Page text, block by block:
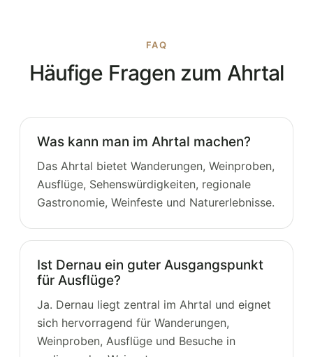
FAQ
Häufige Fragen zum Ahrtal
Was kann man im Ahrtal machen?
Das Ahrtal bietet Wanderungen, Weinproben,
Ausflüge, Sehenswürdigkeiten, regionale
Gastronomie, Weinfeste und Naturerlebnisse.
Ist Dernau ein guter Ausgangspunkt
für Ausflüge?
Ja. Dernau liegt zentral im Ahrtal und eignet
sich hervorragend für Wanderungen,
Weinproben, Ausflüge und Besuche in